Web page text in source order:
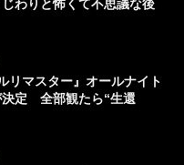
わりと怖くて不思議な後
リマスター』オールナイト
決定 全部観たら“生還